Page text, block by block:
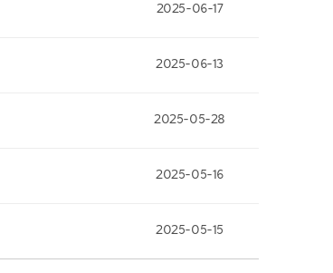
2025-06-17
2025-06-13
2025-05-28
2025-05-16
2025-05-15